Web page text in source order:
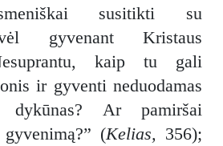
susitikti su
gyvenant Kristaus
kaip tu gali
ir gyventi neduodamas
dykūnas? Ar pamiršai
(Kelias, 356);